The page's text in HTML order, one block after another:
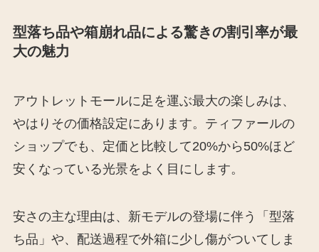
型落ち品や箱崩れ品による驚きの割引率が最
大の魅力
アウトレットモールに足を運ぶ最大の楽しみは、
やはりその価格設定にあります。ティファールの
ショップでも、定価と比較して20%から50%ほど
安くなっている光景をよく目にします。
安さの主な理由は、新モデルの登場に伴う「型落
ち品」や、配送過程で外箱に少し傷がついてしま